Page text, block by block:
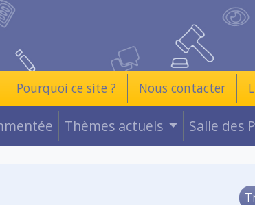
Pourquoi ce site ? Nous contacter
Thèmes actuels Salle des